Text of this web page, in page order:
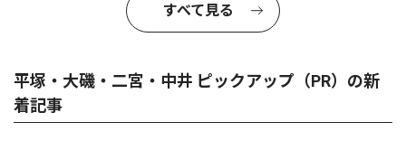
すべて見る
平塚・大磯・二宮・中井 ピックアップ（PR）の新
着記事